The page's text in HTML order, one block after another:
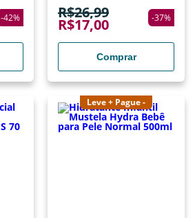
-42% R$26,99
R$17,00 -37%
Comprar
Leve + Pague -